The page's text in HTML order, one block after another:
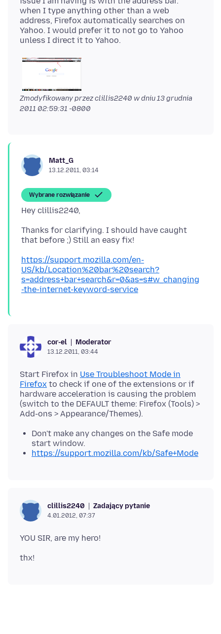
when I type anything other than a web
address, Firefox automatically searches on
Yahoo. I would prefer it to not go to Yahoo
Zmodyfikowany przez clillis2240 w dniu13 grudnia
2011 02:59:31 -0800
Matt_G
13.12.2011, 03:14
Wybrane rozwiązanie
Thanks for clarifying. I should have caught
https://support.mozilla.com/en-
US/kb/Location%20bar%20search?
s=address+bar+search&r=0&as=s#w_changing
-the-internet-keyword-service
cor-el Moderator
13.12.2011, 03:44
Start Firefox in Use Troubleshoot Mode in
Firefox to check if one of the extensions or if
hardware acceleration is causing the problem
(switch to the DEFAULT theme: Firefox (Tools) >
Don't make any changes on the Safe mode
start window.
https://support.mozilla.com/kb/Safe+Mode
clillis2240 Zadający pytanie
4.01.2012, 07:37